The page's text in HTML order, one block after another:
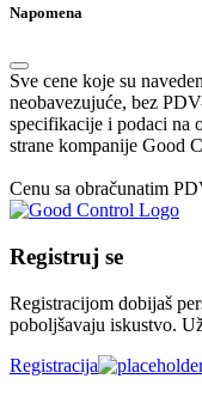
Napomena
Sve cene koje su
neobavezujuće, bez
specifikacije i podaci na
strane kompanije Good
Cenu sa obračunatim
Registruj se
Registracijom dobijaš
poboljšavaju iskustvo.
Registracija